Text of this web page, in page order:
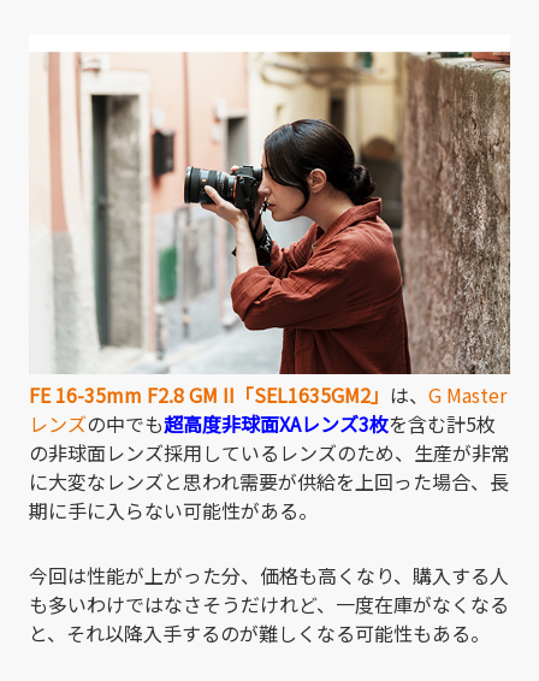
FE 16-35mm F2.8 GM II「SEL1635GM2」 は、 G Master
レンズの中でも超高度非球面XAレンズ3枚を含む計5枚
の非球面レンズ採用しているレンズのため、生産が非常
に大変なレンズと思われ需要が供給を上回った場合、長
期に手に入らない可能性がある。
今回は性能が上がった分、価格も高くなり、購入する人
も多いわけではなさそうだけれど、一度在庫がなくなる
と、それ以降入手するのが難しくなる可能性もある。